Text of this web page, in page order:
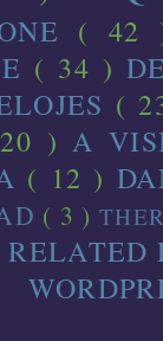
(
( 34 )
(
)A
( 12 )
( 3 )